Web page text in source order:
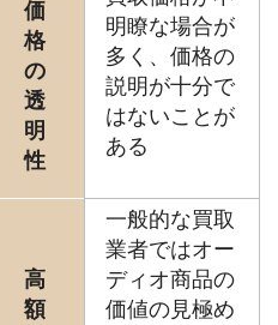
価
格
の
透
明
性
明瞭な場合が
多く、価格の
説明が十分で
はないことが
ある
高
額
一般的な買取
業者ではオー
ディオ商品の
価値の見極め